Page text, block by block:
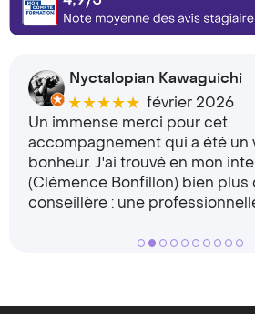
Nyctalopian Kawaguichi
★★★★★ février 2026
Un immense merci pour cet
accompagnement qui a été un
bonheur. J'ai trouvé en mon
(Clémence Bonfillon) bien plus
conseillère : une
●●●●●●●●●
●